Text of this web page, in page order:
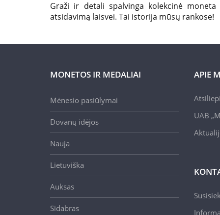
Graži ir detali spalvinga kolekcinė
atsidavimą laisvei. Tai istorija mūsų rankose!
MONETOS IR MEDALIAI
Mėnesio pasiūlymai
Dovanų idėjos
Nauja
Lietuviška
Auksas
Sidabras
APIE
UAB